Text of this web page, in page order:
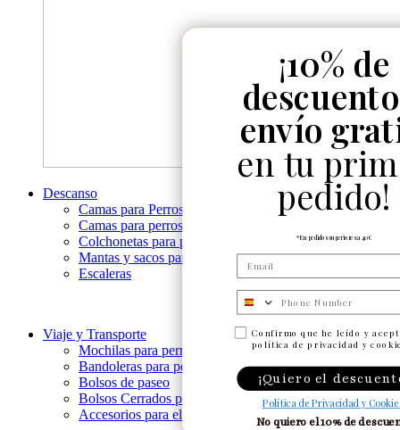
Descanso
Camas para Perros Pequeños
Camas para perros grandes
Colchonetas para perro
Mantas y sacos para perros
Escaleras
Viaje y Transporte
Mochilas para perros
Bandoleras para perros
Bolsos de paseo
Bolsos Cerrados para viajar
Accesorios para el coche
¡10% de
envío
en tu
pedido!
*En pedidos superiores a 40€
Confirmo que he leído y
política de privacidad y
¡Quiero el
Política de Privacidad y
No quiero el 10% de